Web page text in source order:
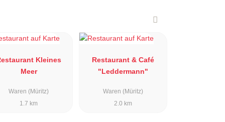
Kleines
Meer
Waren (Müritz)
1.7 km
Restaurant & Café
"Leddermann"
Waren (Müritz)
2.0 km